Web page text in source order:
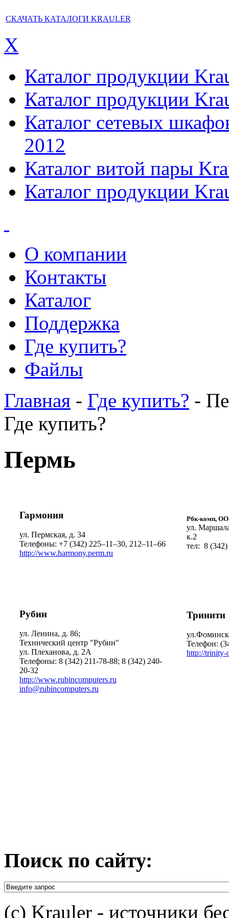
СКАЧАТЬ КАТАЛОГИ KRAULER
X
Каталог продукции
Каталог продукции
Каталог сетевых
2012
Каталог витой пары
Каталог продукции
О компании
Контакты
Каталог
Поддержка
Где купить?
Файлы
Главная - Где купить? -
Где купить?
Пермь
Гармония
ул. Пермская, д. 34
Телефоны: +7 (342) 225–11–30, 212–11–66
http://www.harmony.perm.ru
Рбк-комп,
ул.
к.2
тел: 8
Рубин
ул. Ленина, д. 86;
Технический центр "Рубин"
ул. Плеханова, д. 2А
Телефоны: 8 (342) 211-78-88; 8 (342) 240-
20-32
http://www.rubincomputers.ru
info@rubincomputers.ru
Тринити
Телефон:
http://trinity-
Поиск по сайту:
(c) Krauler - источники